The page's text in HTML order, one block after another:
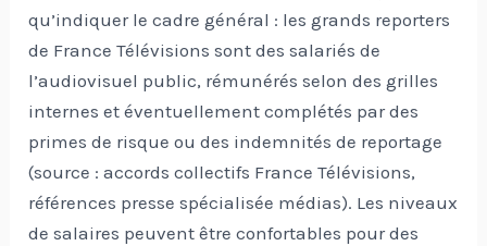
qu’indiquer le cadre général : les grands reporters
de France Télévisions sont des salariés de
l’audiovisuel public, rémunérés selon des grilles
internes et éventuellement complétés par des
primes de risque ou des indemnités de reportage
(source : accords collectifs France Télévisions,
références presse spécialisée médias). Les niveaux
de salaires peuvent être confortables pour des